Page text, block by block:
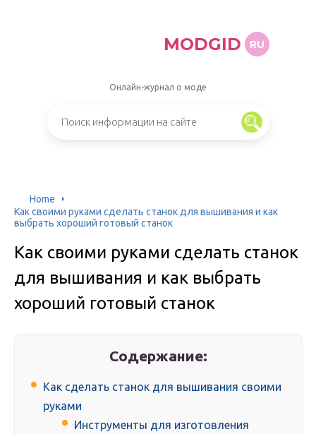
MODGID RU
Онлайн-журнал о моде
Home
Как своими руками сделать станок для вышивания и как
выбрать хороший готовый станок
Как своими руками сделать станок
для вышивания и как выбрать
хороший готовый станок
Содержание:
Как сделать станок для вышивания своими
руками
Инструменты для изготовления